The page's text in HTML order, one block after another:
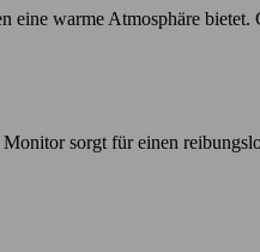
eine warme Atmosphäre
sorgt für einen